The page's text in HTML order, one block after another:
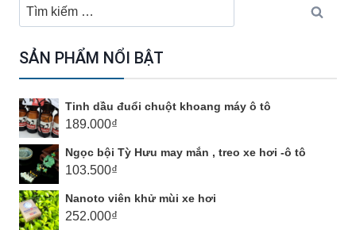
NÓNG
Tìm
kiếm
SẢN PHẨM NỔI BẬT
Tinh dầu đuổi chuột khoang máy ô tô
189.000₫
Ngọc bội Tỳ Hưu may mắn , treo xe hơi -ô tô
103.500₫
Nanoto viên khử mùi xe hơi
252.000₫